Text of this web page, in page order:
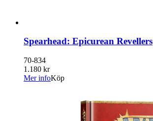
Spearhead: Epicurean Revellers
70-834
1.180 kr
Mer infoKöp